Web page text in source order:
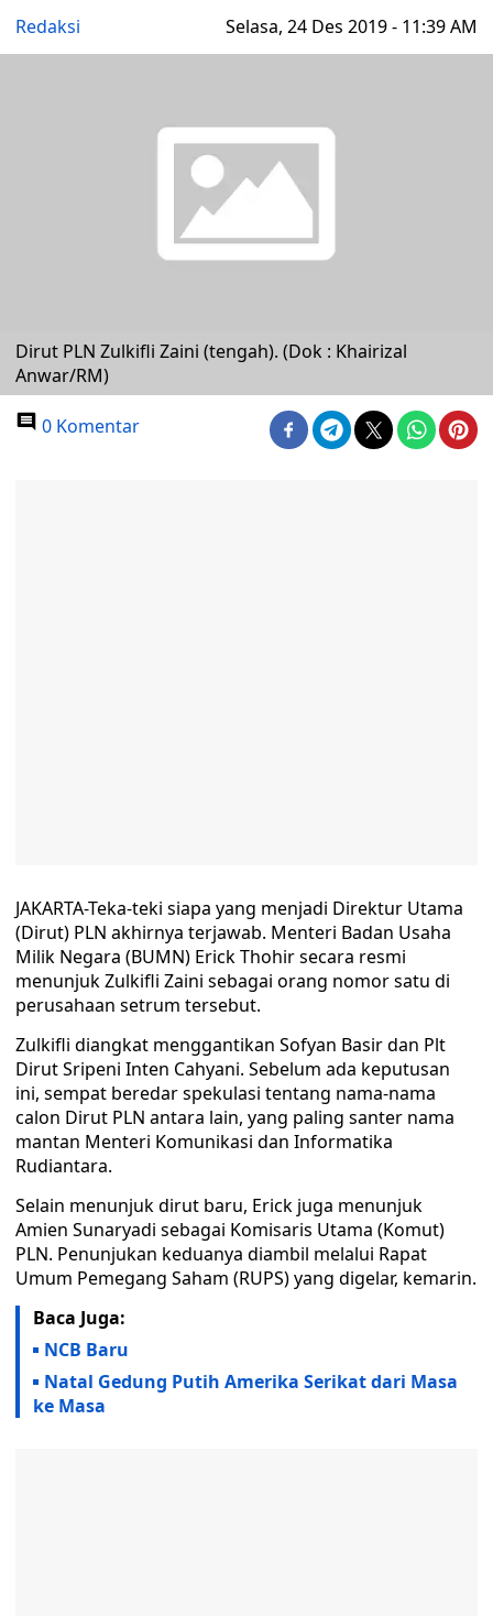
Redaksi Selasa, 24 Des 2019 - 11:39 AM
Dirut PLN Zulkifli Zaini (tengah). (Dok : Khairizal
Anwar/RM)
0 Komentar
JAKARTA-Teka-teki siapa yang menjadi Direktur Utama
(Dirut) PLN akhirnya terjawab. Menteri Badan Usaha
Milik Negara (BUMN) Erick Thohir secara resmi
menunjuk Zulkifli Zaini sebagai orang nomor satu di
perusahaan setrum tersebut.
Zulkifli diangkat menggantikan Sofyan Basir dan Plt
Dirut Sripeni Inten Cahyani. Sebelum ada keputusan
ini, sempat beredar spekulasi tentang nama-nama
calon Dirut PLN antara lain, yang paling santer nama
mantan Menteri Komunikasi dan Informatika
Rudiantara.
Selain menunjuk dirut baru, Erick juga menunjuk
Amien Sunaryadi sebagai Komisaris Utama (Komut)
PLN. Penunjukan keduanya diambil melalui Rapat
Umum Pemegang Saham (RUPS) yang digelar, kemarin.
Baca Juga:
NCB Baru
Natal Gedung Putih Amerika Serikat dari Masa
ke Masa